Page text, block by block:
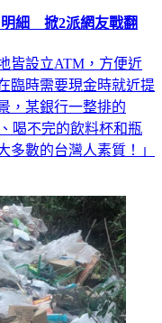
細 掀2派網友戰翻
皆設立ATM，方便近
臨時需要現金時就近提
，某銀行一整排的
喝不完的飲料杯和瓶
多數的台灣人素質！」